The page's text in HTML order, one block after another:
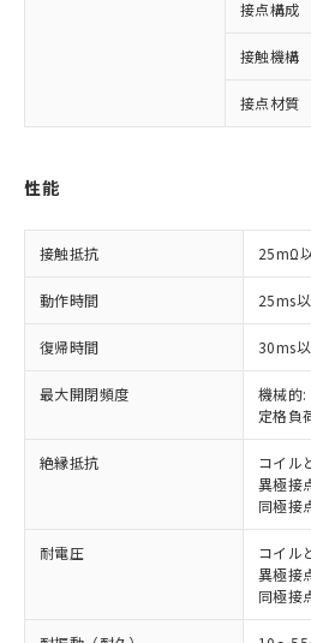
接点構成
接触機構
接点材質
性能
接触抵抗 25mΩ
動作時間 25ms
復帰時間 30ms
最大開閉頻度
機械的
定格負
絶縁抵抗
コイル
異極接
同極接
耐電圧
コイル
異極接
同極接
以下の条件をお読みいた
ご利用ください。
本サービスは、当社
商品の当社在庫状況
(税抜)を提供させて
当社制御機器事業取
本サービスの対象外
ことをご了承くださ
在庫状況および標準
記載している更新日
タに基づき作成され
覧された時点での実
準価格とは異なる場
対応済み：EU RoHS指
商品です。
対応予定なし：EU RoHS
非含有に非対応の商品で、
定はありません。
調査・確認中：EU RoHS
非含有の対応状況を調査中
商品です。
非該当品：ライセンス料な
害物質有無と関係のない
仕入先様の事情により、
いたものが、含有品と判
むを得ず変更することが
*EU RoHS指令（10物質）：
鉛(Pb) 1000ppm以下、 水銀(Hg)
ミウム(Cd) 100ppm以下、
六価クロム(Cr(Ⅵ)) 1000ppm以下
類(PBB) 1000ppm以下、ポリ臭化
※1 中国RoHS○×表
「○」：最大均質材料含有
基準値以下であることを
「×」：最大均質材料含有
基準値を超えていること
「－」：未確認です。当
い合わせください。
*中国RoHS10物質の基準値 (GB/
Pb(鉛) :1000ppm、 Hg(水銀) :
当社は、これら貴社
為替および外国貿易
（以下｢規制貨物等
または国外への提供
国政府の輸出許可(
可)を取得するなど